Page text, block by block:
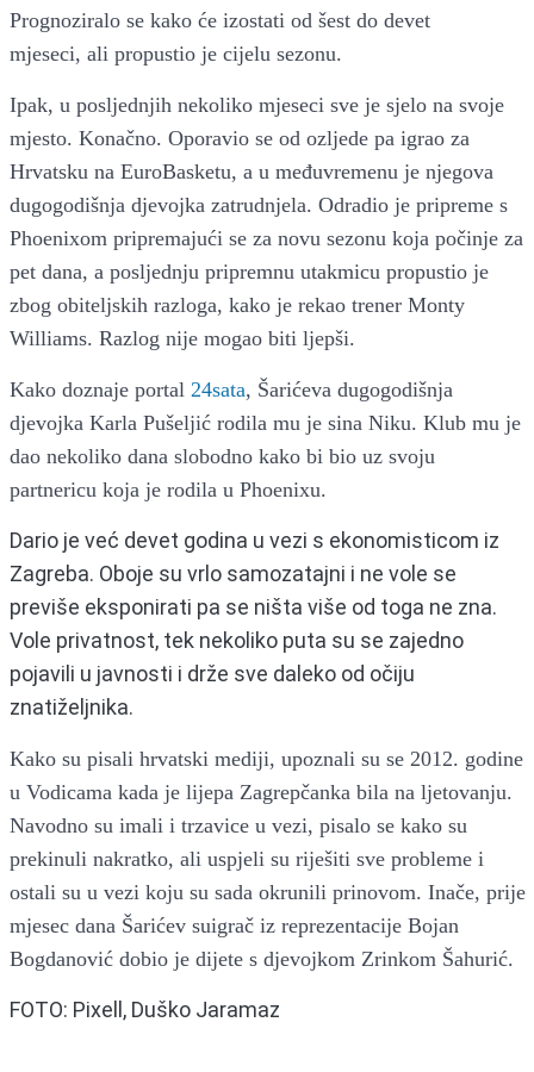
Prognoziralo se kako će izostati od šest do devet
mjeseci, ali propustio je cijelu sezonu.
Ipak, u posljednjih nekoliko mjeseci sve je sjelo na svoje
mjesto. Konačno. Oporavio se od ozljede pa igrao za
Hrvatsku na EuroBasketu, a u međuvremenu je njegova
dugogodišnja djevojka zatrudnjela. Odradio je pripreme s
Phoenixom pripremajući se za novu sezonu koja počinje za
pet dana, a posljednju pripremnu utakmicu propustio je
zbog obiteljskih razloga, kako je rekao trener Monty
Williams. Razlog nije mogao biti ljepši.
Kako doznaje portal 24sata, Šarićeva dugogodišnja
djevojka Karla Pušeljić rodila mu je sina Niku. Klub mu je
dao nekoliko dana slobodno kako bi bio uz svoju
partnericu koja je rodila u Phoenixu.
Dario je već devet godina u vezi s ekonomisticom iz
Zagreba. Oboje su vrlo samozatajni i ne vole se
previše eksponirati pa se ništa više od toga ne zna.
Vole privatnost, tek nekoliko puta su se zajedno
pojavili u javnosti i drže sve daleko od očiju
znatiželjnika.
Kako su pisali hrvatski mediji, upoznali su se 2012. godine
u Vodicama kada je lijepa Zagrepčanka bila na ljetovanju.
Navodno su imali i trzavice u vezi, pisalo se kako su
prekinuli nakratko, ali uspjeli su riješiti sve probleme i
ostali su u vezi koju su sada okrunili prinovom. Inače, prije
mjesec dana Šarićev suigrač iz reprezentacije Bojan
Bogdanović dobio je dijete s djevojkom Zrinkom Šahurić.
FOTO: Pixell, Duško Jaramaz